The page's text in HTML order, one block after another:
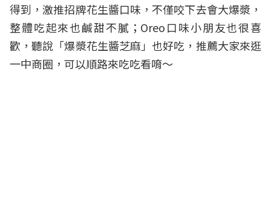
得到，激推招牌花生醬口味，不僅咬下去會大爆漿，
整體吃起來也鹹甜不膩；Oreo口味小朋友也很喜
歡，聽說「爆漿花生醬芝麻」也好吃，推薦大家來逛
一中商圈，可以順路來吃吃看唷～